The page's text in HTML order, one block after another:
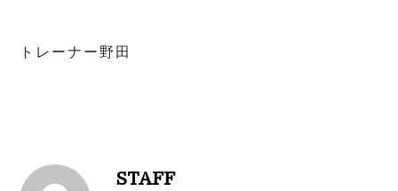
トレーナー野田
STAFF